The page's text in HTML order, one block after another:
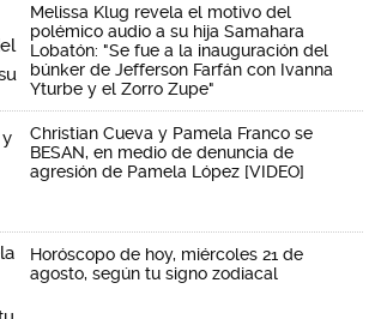
Melissa Klug revela el motivo del
polémico audio a su hija Samahara
Lobatón: "Se fue a la inauguración del
búnker de Jefferson Farfán con Ivanna
Yturbe y el Zorro Zupe"
Christian Cueva y Pamela Franco se
BESAN, en medio de denuncia de
agresión de Pamela López [VIDEO]
Horóscopo de hoy, miércoles 21 de
agosto, según tu signo zodiacal